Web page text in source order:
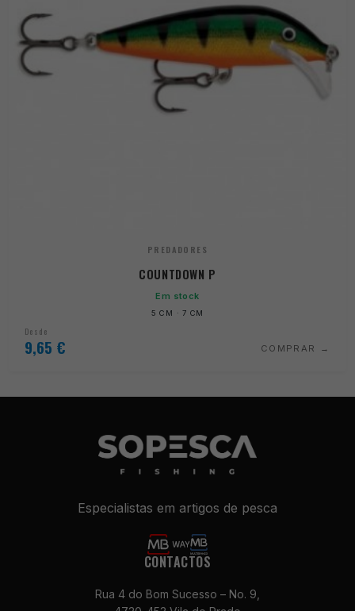
PREDADORES
COUNTDOWN P
Em stock
5 CM · 7 CM
Desde
9,65 € COMPRAR
Especialistas em artigos de pesca
CONTACTOS
Rua 4 do Bom Sucesso – No. 9,
Estes cookies
não são
necessários
para o